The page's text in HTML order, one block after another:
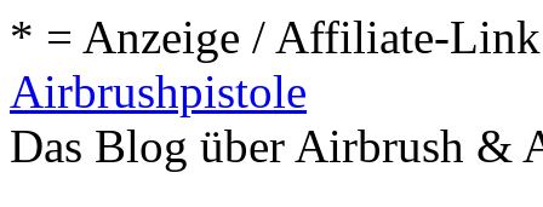
* = Anzeige / Affiliate-Link
Airbrushpistole
Das Blog über Airbrush &